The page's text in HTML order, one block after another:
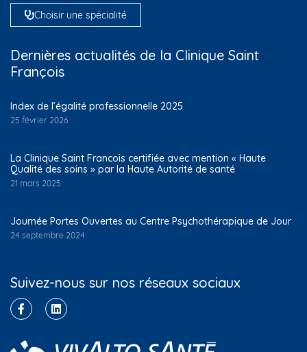
Choisir une spécialité
Dernières actualités de la Clinique Saint
François
Index de l’égalité professionnelle 2025
25 février 2026
La Clinique Saint Francois certifiée avec mention « Haute
Qualité des soins » par la Haute Autorité de santé
21 mars 2025
Journée Portes Ouvertes au Centre Psychothérapique de Jour
24 septembre 2024
Suivez-nous sur nos réseaux sociaux